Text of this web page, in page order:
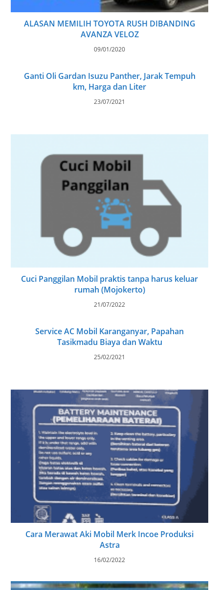
ALASAN MEMILIH TOYOTA RUSH DIBANDING
AVANZA VELOZ
09/01/2020
Ganti Oli Gardan Isuzu Panther, Jarak Tempuh
km, Harga dan Liter
23/07/2021
Cuci Panggilan Mobil praktis tanpa harus keluar
rumah (Mojokerto)
21/07/2022
Service AC Mobil Karanganyar, Papahan
Tasikmadu Biaya dan Waktu
25/02/2021
Cara Merawat Aki Mobil Merk Incoe Produksi
Astra
16/02/2022